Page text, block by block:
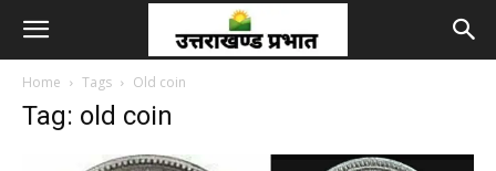
Home Tags Old coin
Tag: old coin